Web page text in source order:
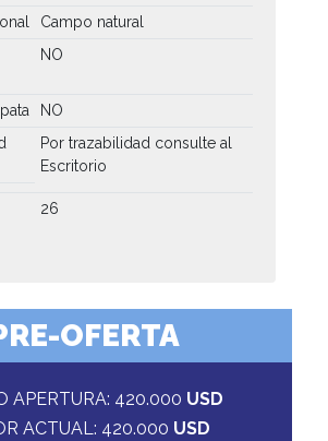
Campo natural
NO
NO
Por trazabilidad consulte al
Escritorio
26
OFERTA
APERTURA: 420.000 USD
ACTUAL: 420.000 USD